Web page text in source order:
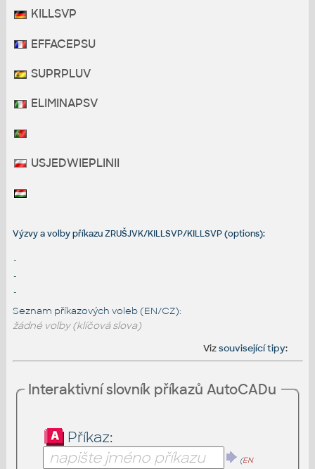
KILLSVP
EFFACEPSU
SUPRPLUV
ELIMINAPSV
USJEDWIEPLINII
Výzvy a volby příkazu ZRUŠJVK/KILLSVP/KILLSVP (options):
-
-
-
Seznam příkazových voleb (EN/CZ):
žádné volby (klíčová slova)
Vizsouvisející tipy:
Interaktivní slovník příkazů AutoCADu
Příkaz:
(EN